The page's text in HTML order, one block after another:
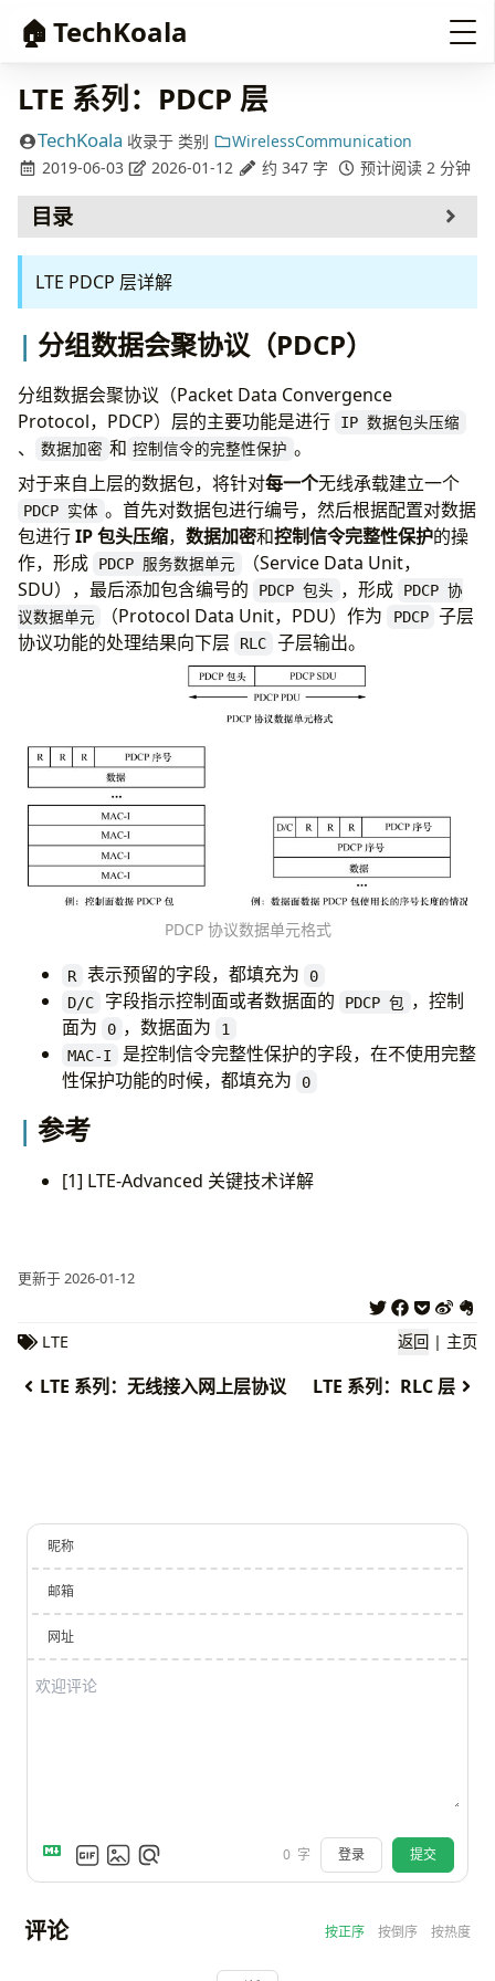
🏠 TechKoala
LTE 系列：PDCP 层
TechKoala 收录于 类别
WirelessCommunication
2019-06-03
2026-01-12 约 347 字 预计阅读 2 分钟
目录
分组数据会聚协议（PDCP）
参考
LTE PDCP 层详解
分组数据会聚协议（PDCP）
分组数据会聚协议（Packet Data Convergence
Protocol，PDCP）层的主要功能是进行
IP 数据包头压缩
、 数据加密 和 控制信令的完整性保护 。
对于来自上层的数据包，将针对每一个无线承载建立一个
PDCP 实体 。首先对数据包进行编号，然后根据配置对数据
包进行IP 包头压缩， 数据加密和控制信令完整性保护的操
作，形成
PDCP 服务数据单元
（Service Data Unit，
SDU），最后添加包含编号的
PDCP 包头 ，形成
PDCP 协
议数据单元
（Protocol Data Unit，PDU）作为 PDCP 子层
协议功能的处理结果向下层
RLC 子层输出。
PDCP 协议数据单元格式
R 表示预留的字段，都填充为
0
D/C
字段指示控制面或者数据面的 PDCP 包
，控制
面为
0 ，数据面为
1
MAC-I
是控制信令完整性保护的字段，在不使用完整
性保护功能的时候，都填充为
0
参考
[1] LTE-Advanced 关键技术详解
更新于 2026-01-12
LTE 返回 | 主页
LTE 系列：无线接入网上层协议 LTE 系列：RLC 层
昵称
邮箱
网址
0 字 登录 提交
评论 按正序 按倒序 按热度